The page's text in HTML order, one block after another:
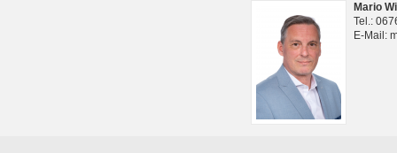
Mario
Tel.:
E-Mail: